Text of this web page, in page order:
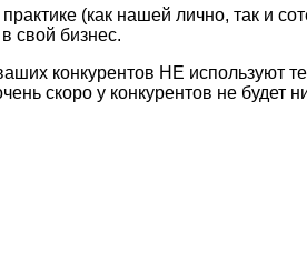
(как нашей лично, так и
свой бизнес.
конкурентов НЕ используют
скоро у конкурентов не будет